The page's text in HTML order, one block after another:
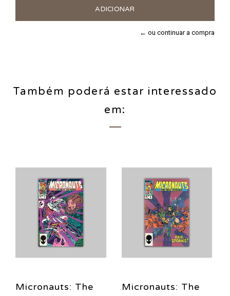
← ou continuar a compra
Também poderá estar interessado
em:
Micronauts: The
Micronauts: The